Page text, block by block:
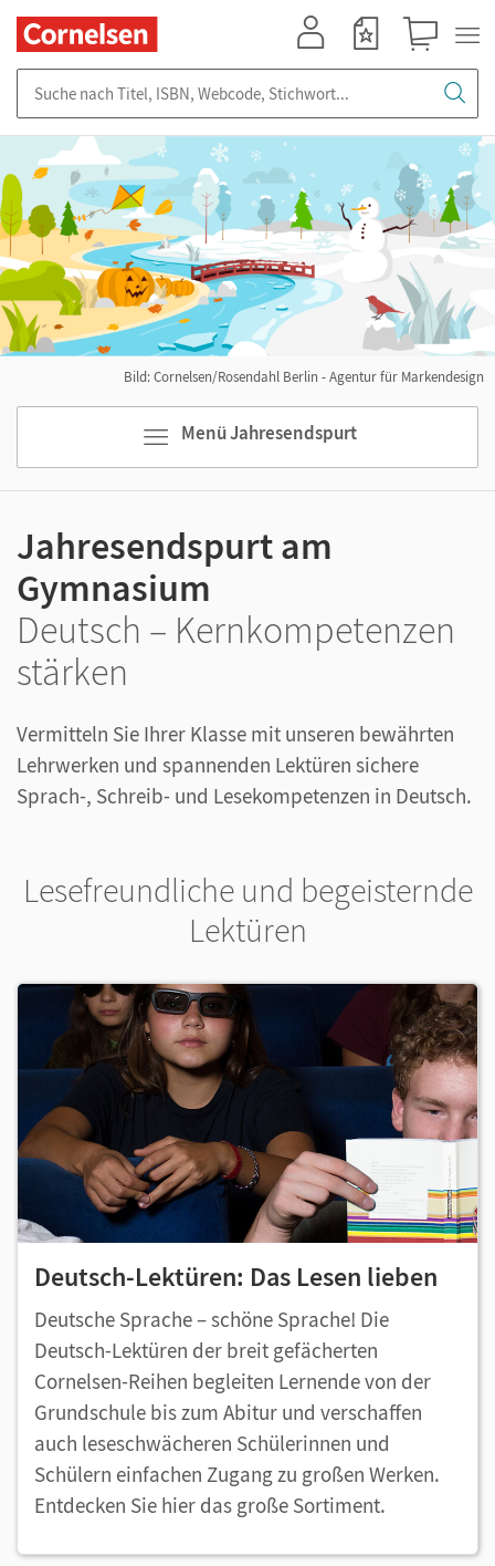
Menü Jahresendspurt
Bild: Cornelsen/Rosendahl Berlin - Agentur für Markendesign
Jahresendspurt am
Gymnasium
Deutsch – Kernkompetenzen
stärken
Vermitteln Sie Ihrer Klasse mit unseren bewährten
Lehrwerken und spannenden Lektüren sichere
Sprach-, Schreib- und Lesekompetenzen in Deutsch.
Lesefreundliche und begeisternde
Lektüren
Deutsch-Lektüren: Das Lesen lieben
Deutsche Sprache – schöne Sprache! Die
Deutsch-Lektüren der breit gefächerten
Cornelsen-Reihen begleiten Lernende von der
Grundschule bis zum Abitur und verschaffen
auch leseschwächeren Schülerinnen und
Schülern einfachen Zugang zu großen Werken.
Entdecken Sie hier das große Sortiment.